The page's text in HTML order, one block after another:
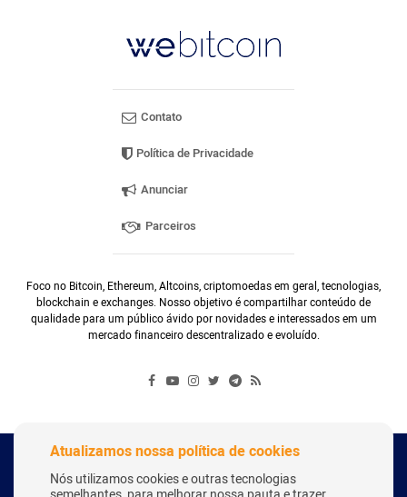
Contato
Política de Privacidade
Anunciar
Parceiros
Foco no Bitcoin, Ethereum, Altcoins, criptomoedas em geral, tecnologias,
blockchain e exchanges. Nosso objetivo é compartilhar conteúdo de
qualidade para um público ávido por novidades e interessados em um
mercado financeiro descentralizado e evoluído.
Copyright Webitcoin 2018 - Todos os Direitos Reservados
Atualizamos nossa política de cookies
Nós utilizamos cookies e outras tecnologias